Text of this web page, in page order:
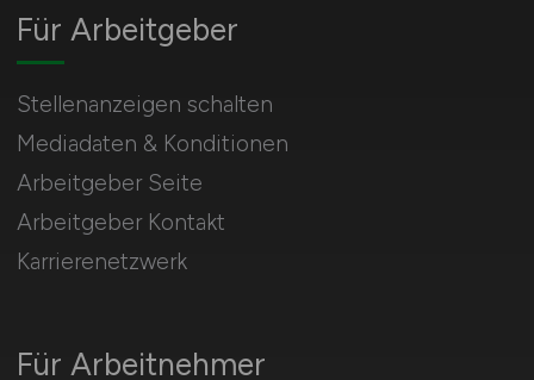
Für Arbeitnehmer
Für Arbeitgeber
Stellenanzeigen schalten
Mediadaten & Konditionen
Arbeitgeber Seite
Arbeitgeber Kontakt
Karrierenetzwerk